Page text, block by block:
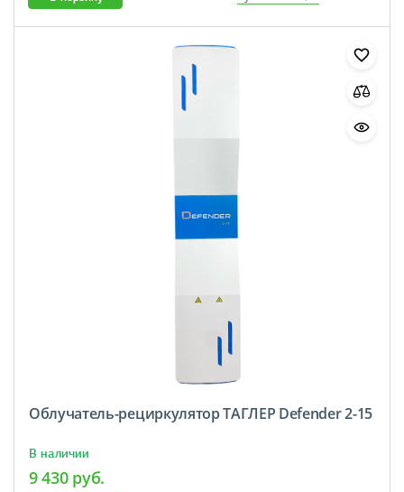
Облучатель-рециркулятор ТАГЛЕР Defender 2-15
В наличии
9 430 руб.